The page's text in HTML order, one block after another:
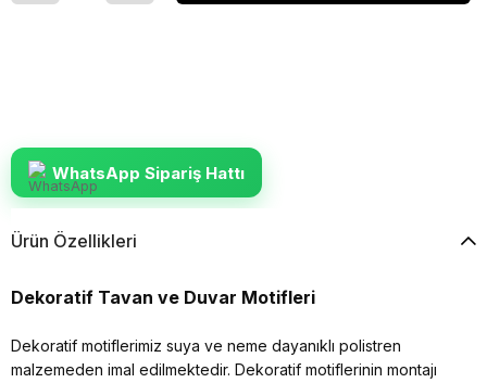
WhatsApp Sipariş Hattı
Ürün Özellikleri
Dekoratif Tavan ve Duvar Motifleri
Dekoratif motiflerimiz suya ve neme dayanıklı polistren
malzemeden imal edilmektedir. Dekoratif motiflerinin montajı